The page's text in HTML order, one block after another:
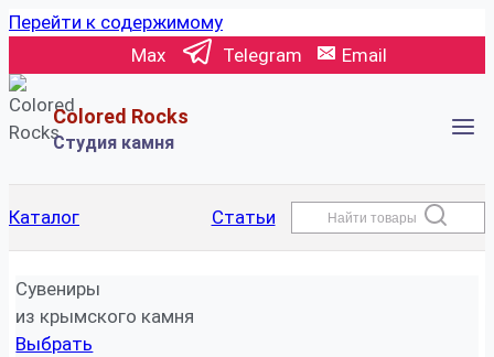
Перейти к содержимому
Max
Telegram Email
Colored Rocks
Студия камня
Каталог Статьи Найти товары
Сувениры
из крымского камня
Выбрать